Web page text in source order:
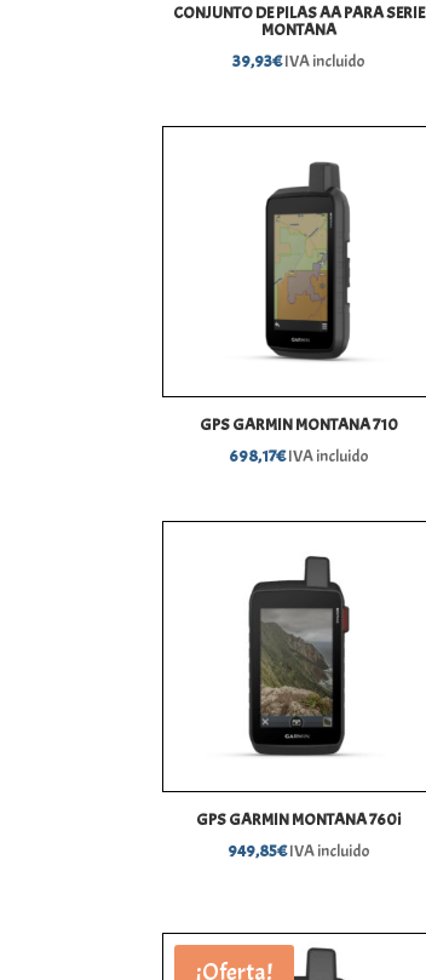
CONJUNTO DE PILAS AA PARA SERIE
MONTANA
39,93€IVA incluido
GPS GARMIN MONTANA 710
698,17€IVA incluido
GPS GARMIN MONTANA 760i
949,85€IVA incluido
¡Oferta!